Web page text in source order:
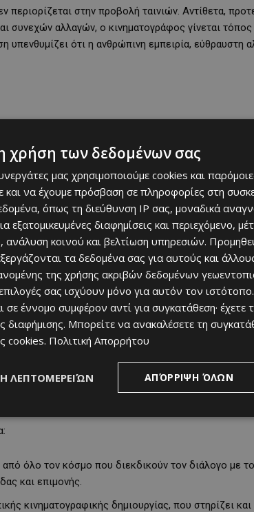
στην προβολή ταινιών. Αντίθετα,
συνεχών αλλαγών, ο κινηματογράφος γίνεται τόπος
υπενθυμίζει ότι η ανθρώπινη εμπειρία, εύθραυστη
η σκηνοθέτρια και ακαδημαϊκός Αργυρώ
σχεδιάσει ένα πρόγραμμα που ισορροπεί
που έχουν ήδη καθιερωθεί. Ο στόχος τους είναι
και συνδιαλέγονται με κάθε ιστορία.
όλο τον κόσμο που διεκδικούν τον διάλογο με
και επιμονής.
κινηματογραφικής δημιουργίας, που στηρίζει
χρήση των δεδομένων σας
μας χρησιμοποιούμε cookies και
και να έχουμε πρόσβαση σε πληροφορίες στη
όπως τη διεύθυνση IP σας, μοναδικά
εξατομικευμένες διαφημίσεις και περιεχόμενο,
ανάλυση κοινού και βελτίωση υπηρεσιών.
τα δεδομένα σας για αυτούς και
της χρήσης ακριβών δεδομένων
σας ισχύουν μόνο για αυτόν τον
σε έννομο συμφέρον αντί για συγκατάθεση· έχετε
διαφήμισης. Μπορείτε να ανακαλέσετε τη
cookies. Πολιτική Απορρήτου
ΑΠΌΡΡΙΨΗ ΌΛΩΝ
ΛΕΠΤΟΜΕΡΕΙΏΝ